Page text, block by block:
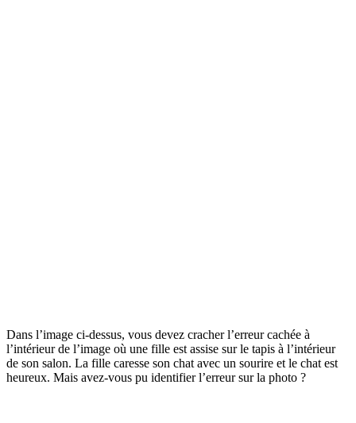
Dans l’image ci-dessus, vous devez cracher l’erreur cachée à
l’intérieur de l’image où une fille est assise sur le tapis à l’intérieur
de son salon. La fille caresse son chat avec un sourire et le chat est
heureux. Mais avez-vous pu identifier l’erreur sur la photo ?